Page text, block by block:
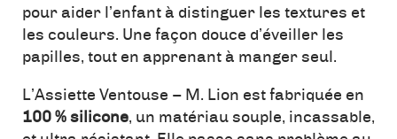
pour aider l’enfant à distinguer les textures et
les couleurs. Une façon douce d’éveiller les
papilles, tout en apprenant à manger seul.
L’Assiette Ventouse – M. Lion est fabriquée en
100 % silicone, un matériau souple, incassable,